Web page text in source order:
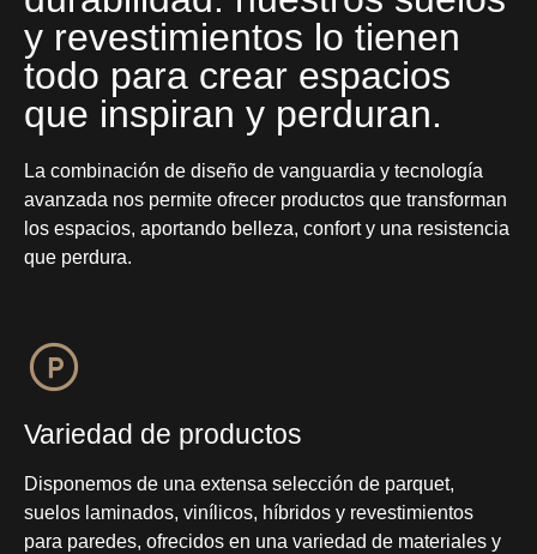
y revestimientos lo tienen
todo para crear espacios
que inspiran y perduran.
La combinación de diseño de vanguardia y tecnología
avanzada nos permite ofrecer productos que transforman
los espacios, aportando belleza, confort y una resistencia
que perdura.
Variedad de productos
Disponemos de una extensa selección de parquet,
suelos laminados, vinílicos, híbridos y revestimientos
para paredes, ofrecidos en una variedad de materiales y